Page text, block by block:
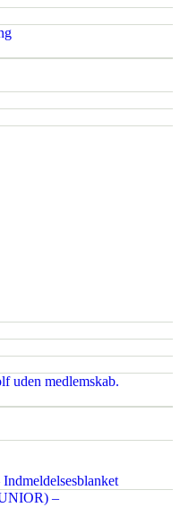
uden medlemskab.
–